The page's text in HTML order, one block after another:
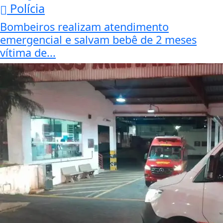
Polícia
Bombeiros realizam atendimento
emergencial e salvam bebê de 2 meses
vítima de...